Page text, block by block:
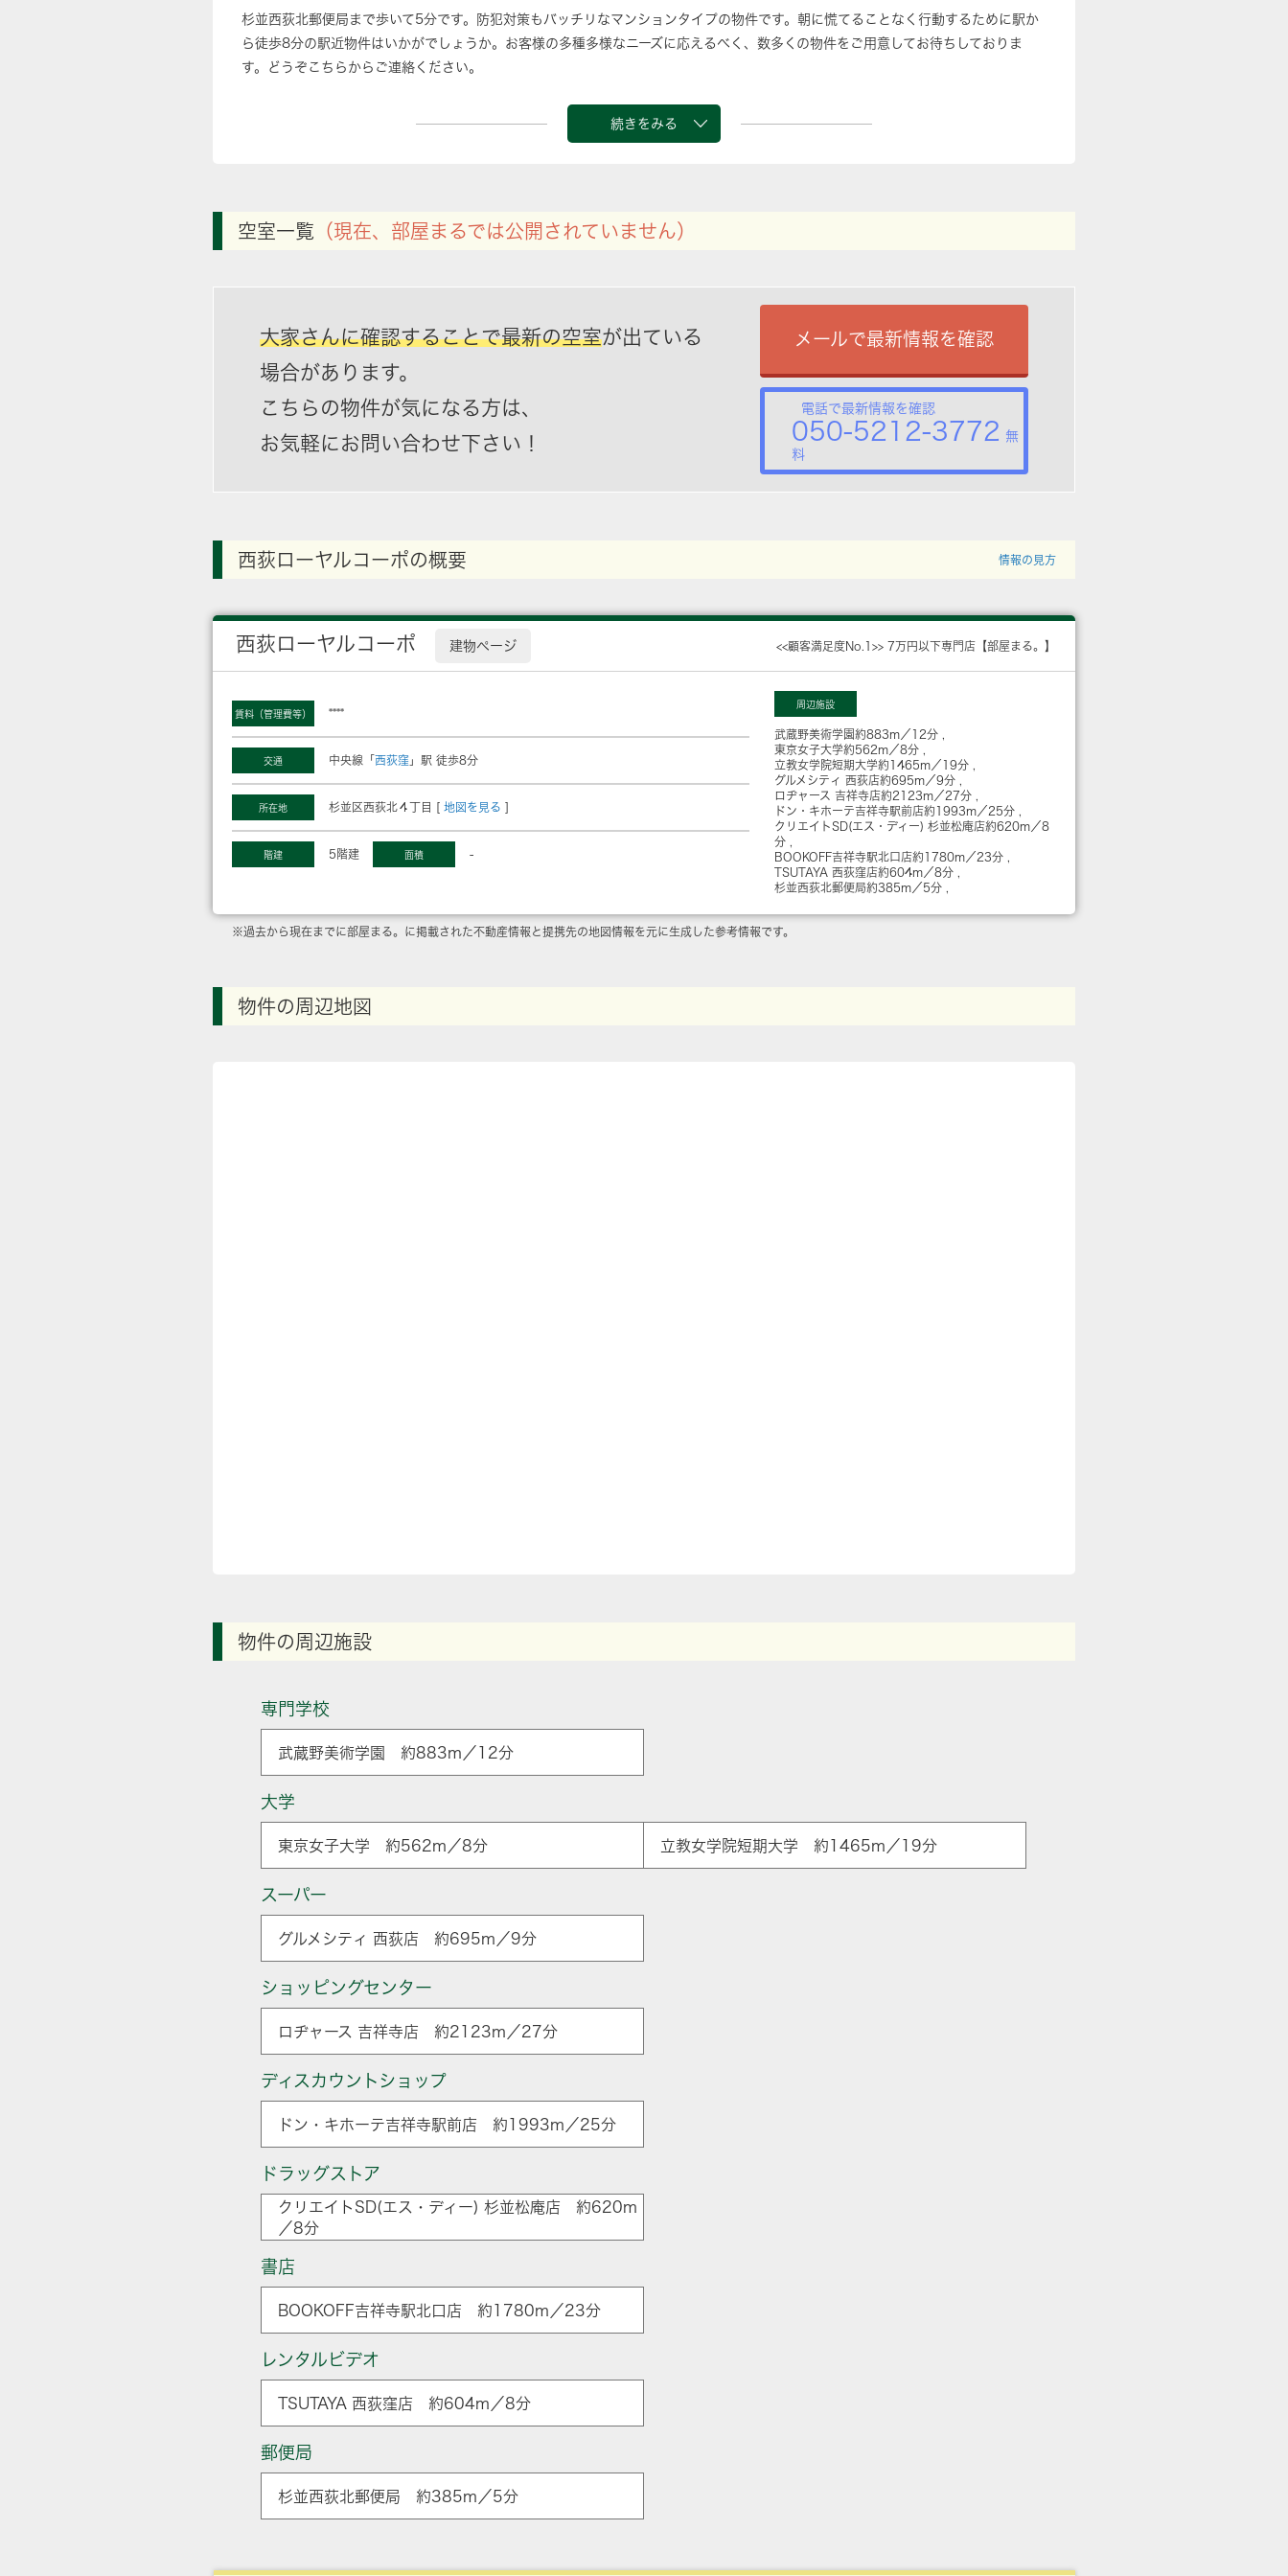
杉並西荻北郵便局まで歩いて5分です。防犯対策もバッチリなマンションタイプの物件です。朝に慌てることなく行動するために駅か
ら徒歩8分の駅近物件はいかがでしょうか。お客様の多種多様なニーズに応えるべく、数多くの物件をご用意してお待ちしておりま
す。どうぞこちらからご連絡ください。
続きをみる
空室一覧 （現在、部屋まるでは公開されていません）
大家さんに確認することで最新の空室が出ている
場合があります。
こちらの物件が気になる方は、
お気軽にお問い合わせ下さい！
メールで最新情報を確認
電話で最新情報を確認
050-5212-3772 無
料
西荻ローヤルコーポの概要 情報の見方
西荻ローヤルコーポ 建物ページ <<顧客満足度No.1>> 7万円以下専門店【部屋まる。】
賃料（管理費等） ****
交通 中央線「 西荻窪 」駅 徒歩8分
所在地 杉並区西荻北４丁目 [ 地図を見る ]
階建 5階建 面積 -
周辺施設
武蔵野美術学園約883m／12分
東京女子大学約562m／8分
立教女学院短期大学約1465m／19分
グルメシティ 西荻店約695m／9分
ロヂャース 吉祥寺店約2123m／27分
ドン・キホーテ吉祥寺駅前店約1993m／25分
クリエイトSD(エス・ディー) 杉並松庵店約620m／8
分
BOOKOFF吉祥寺駅北口店約1780m／23分
TSUTAYA 西荻窪店約604m／8分
杉並西荻北郵便局約385m／5分
※過去から現在までに部屋まる。に掲載された不動産情報と提携先の地図情報を元に生成した参考情報です。
物件の周辺地図
物件の周辺施設
専門学校
武蔵野美術学園 約883m／12分
大学
東京女子大学 約562m／8分 立教女学院短期大学 約1465m／19分
スーパー
グルメシティ 西荻店 約695m／9分
ショッピングセンター
ロヂャース 吉祥寺店 約2123m／27分
ディスカウントショップ
ドン・キホーテ吉祥寺駅前店 約1993m／25分
ドラッグストア
クリエイトSD(エス・ディー) 杉並松庵店 約620m
／8分
書店
BOOKOFF吉祥寺駅北口店 約1780m／23分
レンタルビデオ
TSUTAYA 西荻窪店 約604m／8分
郵便局
杉並西荻北郵便局 約385m／5分